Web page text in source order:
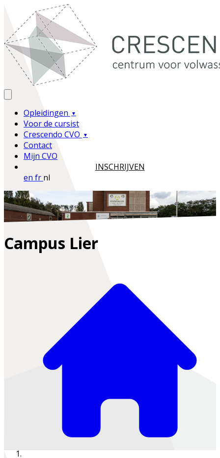
Opleidingen
Voor de cursist
Crescendo CVO
Contact
Mijn CVO
INSCHRIJVEN
en fr nl
Campus Lier